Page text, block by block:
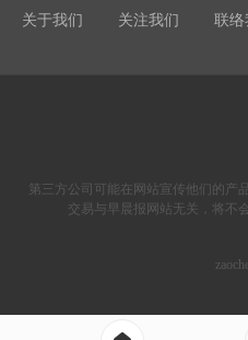
关于我们 关注我们 联络
第三方公司可能在网站宣传他们的产
交易与早晨报网站无关，将不